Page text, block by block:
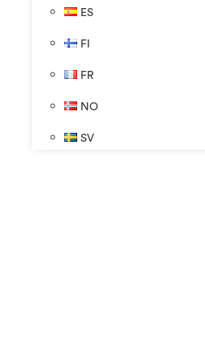
ES
FI
FR
NO
SV